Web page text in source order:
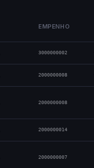
EMPENHO
3000000002
2000000008
2000000008
2000000014
2000000007